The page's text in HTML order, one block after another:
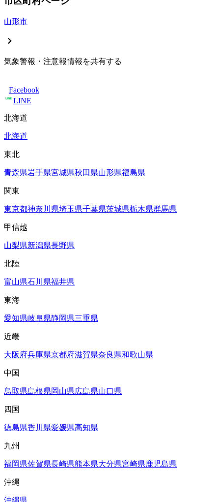
山形市
気象警報・注意報情報を共有する
Facebook
LINE
北海道
北海道
東北
青森県岩手県宮城県秋田県山形県福島県
関東
東京都神奈川県埼玉県千葉県茨城県栃木県群馬県
甲信越
山梨県新潟県長野県
北陸
富山県石川県福井県
東海
愛知県岐阜県静岡県三重県
近畿
大阪府兵庫県京都府滋賀県奈良県和歌山県
中国
鳥取県島根県岡山県広島県山口県
四国
徳島県香川県愛媛県高知県
九州
福岡県佐賀県長崎県熊本県大分県宮崎県鹿児島県
沖縄
沖縄県